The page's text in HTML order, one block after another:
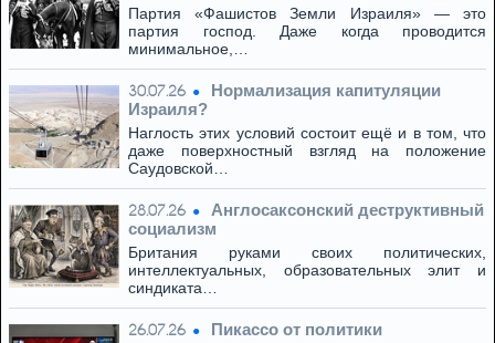
Партия «Фашистов Земли Израиля» — это
партия господ. Даже когда проводится
минимальное,…
30.07.26
Нормализация капитуляции
Израиля?
Наглость этих условий состоит ещё и в том, что
даже поверхностный взгляд на положение
Саудовской…
28.07.26
Англосаксонский деструктивный
социализм
Британия руками своих политических,
интеллектуальных, образовательных элит и
синдиката…
26.07.26 Пикассо от политики